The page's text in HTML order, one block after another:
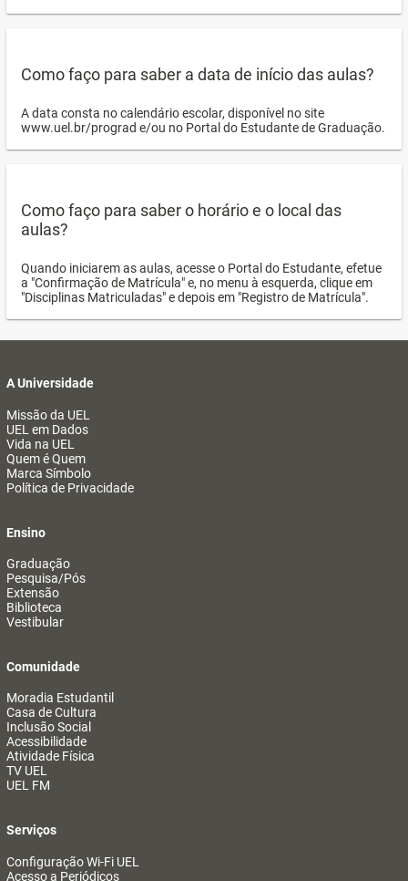
Como faço para saber a data de início das aulas?
A data consta no calendário escolar, disponível no site
www.uel.br/prograd e/ou no Portal do Estudante de Graduação.
Como faço para saber o horário e o local das
aulas?
Quando iniciarem as aulas, acesse o Portal do Estudante, efetue
a "Confirmação de Matrícula" e, no menu à esquerda, clique em
"Disciplinas Matriculadas" e depois em "Registro de Matrícula".
A Universidade
Missão da UEL
UEL em Dados
Vida na UEL
Quem é Quem
Marca Símbolo
Política de Privacidade
Ensino
Graduação
Pesquisa/Pós
Extensão
Biblioteca
Vestibular
Comunidade
Moradia Estudantil
Casa de Cultura
Inclusão Social
Acessibilidade
Atividade Física
TV UEL
UEL FM
Serviços
Configuração Wi-Fi UEL
Acesso a Periódicos